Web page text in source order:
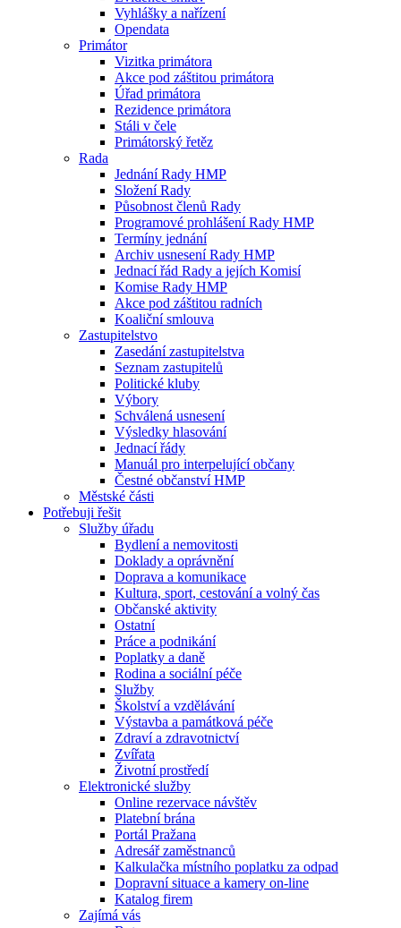
Vyhlášky a nařízení
Opendata
Primátor
Vizitka primátora
Akce pod záštitou primátora
Úřad primátora
Rezidence primátora
Stáli v čele
Primátorský řetěz
Rada
Jednání Rady HMP
Složení Rady
Působnost členů Rady
Programové prohlášení Rady HMP
Termíny jednání
Archiv usnesení Rady HMP
Jednací řád Rady a jejích Komisí
Komise Rady HMP
Akce pod záštitou radních
Koaliční smlouva
Zastupitelstvo
Zasedání zastupitelstva
Seznam zastupitelů
Politické kluby
Výbory
Schválená usnesení
Výsledky hlasování
Jednací řády
Manuál pro interpelující občany
Čestné občanství HMP
Městské části
Potřebuji řešit
Služby úřadu
Bydlení a nemovitosti
Doklady a oprávnění
Doprava a komunikace
Kultura, sport, cestování a volný čas
Občanské aktivity
Ostatní
Práce a podnikání
Poplatky a daně
Rodina a sociální péče
Služby
Školství a vzdělávání
Výstavba a památková péče
Zdraví a zdravotnictví
Zvířata
Životní prostředí
Elektronické služby
Online rezervace návštěv
Platební brána
Portál Pražana
Adresář zaměstnanců
Kalkulačka místního poplatku za odpad
Dopravní situace a kamery on-line
Katalog firem
Zajímá vás